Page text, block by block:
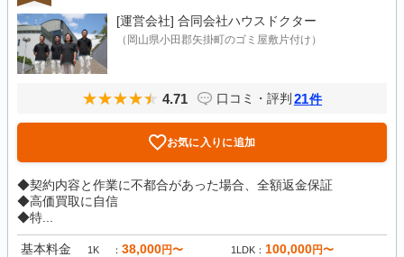
[運営会社] 合同会社ハウスドクター
（岡山県小田郡矢掛町のゴミ屋敷片付け）
4.71 口コミ・評判 21件
お気に入りに追加
◆契約内容と作業に不都合があった場合、全額返金保証
◆高価買取に自信
◆特...
基本料金 1K 38,000円〜 1LDK 100,000円〜